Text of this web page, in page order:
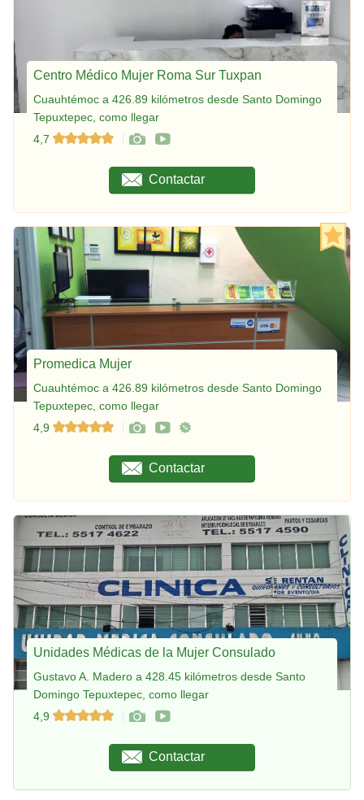
Centro Médico Mujer Roma Sur Tuxpan
Cuauhtémoc a 426.89 kilómetros desde Santo Domingo
Tepuxtepec, como llegar
4,7
Contactar
Promedica Mujer
Cuauhtémoc a 426.89 kilómetros desde Santo Domingo
Tepuxtepec, como llegar
4,9
Contactar
Unidades Médicas de la Mujer Consulado
Gustavo A. Madero a 428.45 kilómetros desde Santo
Domingo Tepuxtepec, como llegar
4,9
Contactar